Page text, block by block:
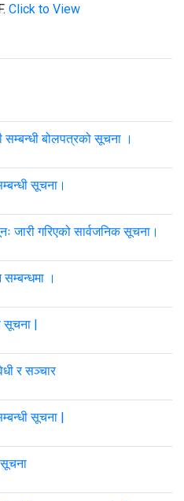
Click to View
सम्बन्धी बोलपत्रको सूचना ।
सूचना।
जारी गरिएको सार्वजनिक सूचना।
सम्बन्धमा ।
सूचना |
र सञ्चार
सूचना |
सूचना